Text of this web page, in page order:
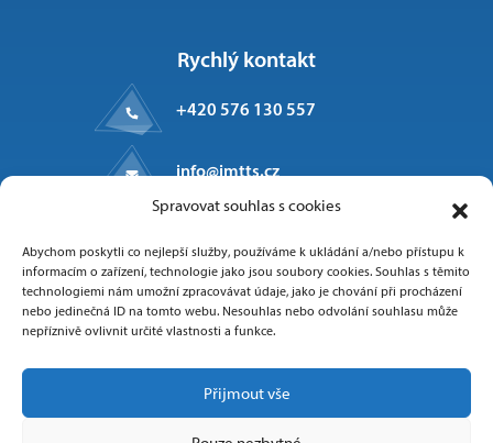
Spravovat souhlas s cookies
Abychom poskytli co nejlepší služby, používáme k ukládání a/nebo přístupu k
informacím o zařízení, technologie jako jsou soubory cookies. Souhlas s těmito
technologiemi nám umožní zpracovávat údaje, jako je chování při procházení
nebo jedinečná ID na tomto webu. Nesouhlas nebo odvolání souhlasu může
nepříznivě ovlivnit určité vlastnosti a funkce.
Přijmout vše
Rychlý kontakt
+420 576 130 557
info@imtts.cz
Valašské Meziříčí, 757 01
Sledujte nás